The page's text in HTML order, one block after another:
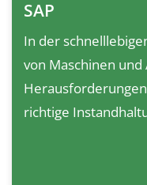
SAP
In der
von Maschinen
richtige